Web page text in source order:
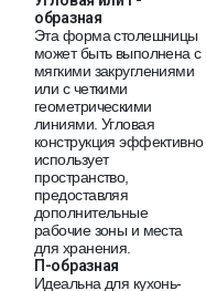
образная
Эта форма столешницы
может быть выполнена с
мягкими закруглениями
или с четкими
геометрическими
линиями. Угловая
конструкция эффективно
использует
пространство,
предоставляя
дополнительные
рабочие зоны и места
для хранения.
П-образная
Идеальна для кухонь-